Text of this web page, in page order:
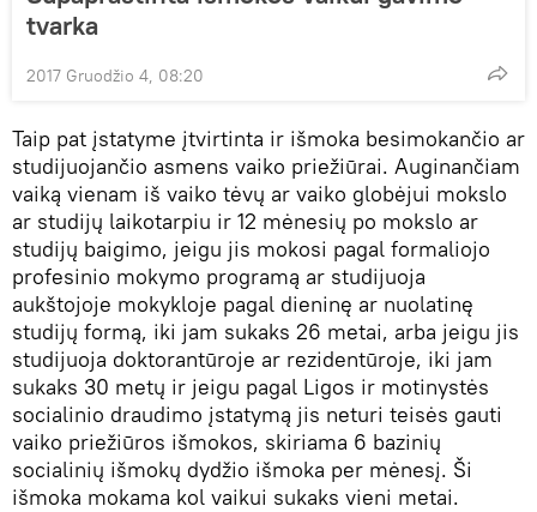
tvarka
2017 Gruodžio 4, 08:20
Taip pat įstatyme įtvirtinta ir išmoka besimokančio ar
studijuojančio asmens vaiko priežiūrai. Auginančiam
vaiką vienam iš vaiko tėvų ar vaiko globėjui mokslo
ar studijų laikotarpiu ir 12 mėnesių po mokslo ar
studijų baigimo, jeigu jis mokosi pagal formaliojo
profesinio mokymo programą ar studijuoja
aukštojoje mokykloje pagal dieninę ar nuolatinę
studijų formą, iki jam sukaks 26 metai, arba jeigu jis
studijuoja doktorantūroje ar rezidentūroje, iki jam
sukaks 30 metų ir jeigu pagal Ligos ir motinystės
socialinio draudimo įstatymą jis neturi teisės gauti
vaiko priežiūros išmokos, skiriama 6 bazinių
socialinių išmokų dydžio išmoka per mėnesį. Ši
išmoka mokama kol vaikui sukaks vieni metai.